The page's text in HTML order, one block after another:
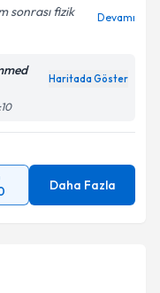
sonrası fizik
Devamı
Haritada Göster
Daha Fazla